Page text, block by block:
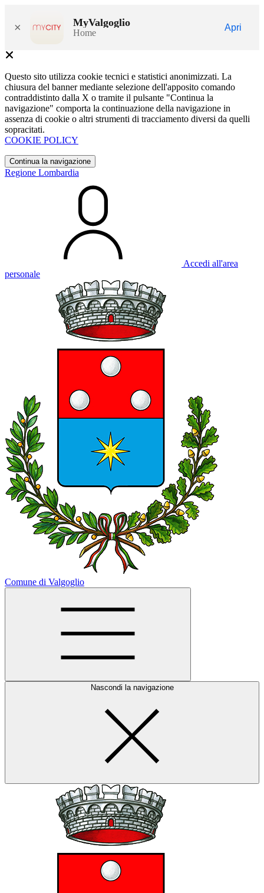
× MyValgoglio
Home
Apri
Questo sito utilizza cookie tecnici e statistici anonimizzati. La
chiusura del banner mediante selezione dell'apposito comando
contraddistinto dalla X o tramite il pulsante "Continua la
navigazione" comporta la continuazione della navigazione in
assenza di cookie o altri strumenti di tracciamento diversi da quelli
sopracitati.
COOKIE POLICY
Continua la navigazione
Regione Lombardia
Accedi all'area
personale
Comune di Valgoglio
Nascondi la navigazione